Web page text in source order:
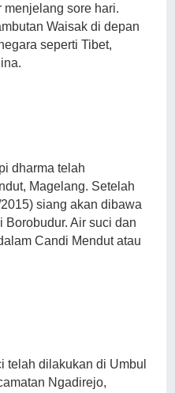
menjelang sore hari.
Waisak di depan
seperti Tibet,
dharma telah
Magelang. Setelah
siang akan dibawa
Borobudur. Air suci dan
Candi Mendut atau
telah dilakukan di Umbul
Ngadirejo,